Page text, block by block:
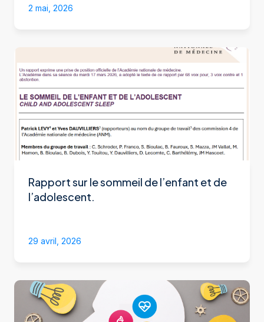
2 mai, 2026
Rapport sur le sommeil de l’enfant et de
l’adolescent.
29 avril, 2026